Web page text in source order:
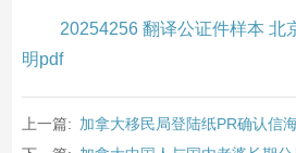
20254256 翻译公证件样本 北
明pdf
上一篇: 加拿大移民局登陆纸PR确认信